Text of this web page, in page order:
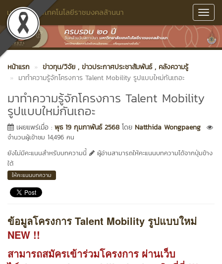
มหาวิทยาลัยเทคโนโลยีราชมงคลล้านนา
หน้าแรก ข่าวทุน/วิจัย , ข่าวประกาศประชาสัมพันธ์ , คลังความรู้
มาทำความรู้จักโครงการ Talent Mobility รูปแบบใหม่กันเถอะ
มาทำความรู้จักโครงการ Talent Mobility
รูปแบบใหม่กันเถอะ
เผยแพร่เมื่อ : พุธ 19 กุมภาพันธ์ 2568 โดย Natthida Wongpaeng
จำนวนผู้เข้าชม 14,496 คน
ยังไม่มีคะแนนสำหรับบทความนี้
ผู้อ่านสามารถให้คะแนนบทความได้จากปุ่มข้าง
ใต้
ให้คะแนนบทความ
ข้อมูลโครงการ Talent Mobility รูปแบบใหม่
NEW !!
สามารถสมัครเข้าร่วมโครงการ ผ่านเว็บ